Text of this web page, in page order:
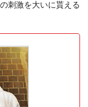
刺激を大いに貰える